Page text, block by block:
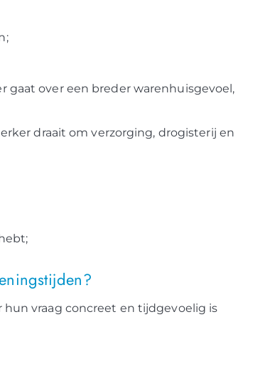
gaat over een breder warenhuisgevoel,
draait om verzorging, drogisterij en
vraag concreet en tijdgevoelig is